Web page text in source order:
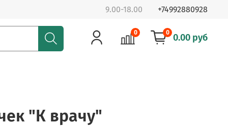
9.00-18.00 +74992880928
0 0 0.00 руб
"К врачу"